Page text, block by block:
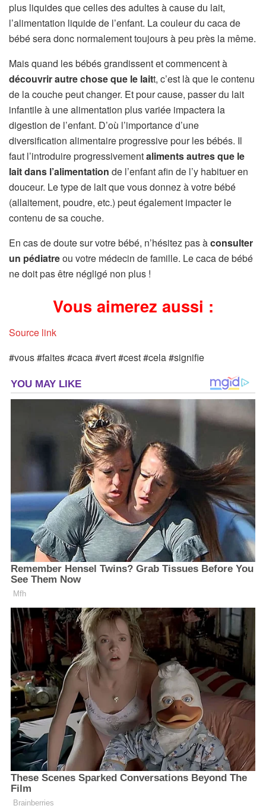
plus liquides que celles des adultes à cause du lait,
l’alimentation liquide de l’enfant. La couleur du caca de
bébé sera donc normalement toujours à peu près la même.
Mais quand les bébés grandissent et commencent à
découvrir autre chose que le laitt, c’est là que le contenu
de la couche peut changer. Et pour cause, passer du lait
infantile à une alimentation plus variée impactera la
digestion de l’enfant. D’où l’importance d’une
diversification alimentaire progressive pour les bébés. Il
faut l’introduire progressivementaliments autres que le
lait dans l’alimentation de l’enfant afin de l’y habituer en
douceur. Le type de lait que vous donnez à votre bébé
(allaitement, poudre, etc.) peut également impacter le
contenu de sa couche.
En cas de doute sur votre bébé, n’hésitez pas àconsulter
un pédiatreou votre médecin de famille. Le caca de bébé
ne doit pas être négligé non plus !
Vous aimerez aussi :
Source link
#vous #faites #caca #vert #cest #cela #signifie